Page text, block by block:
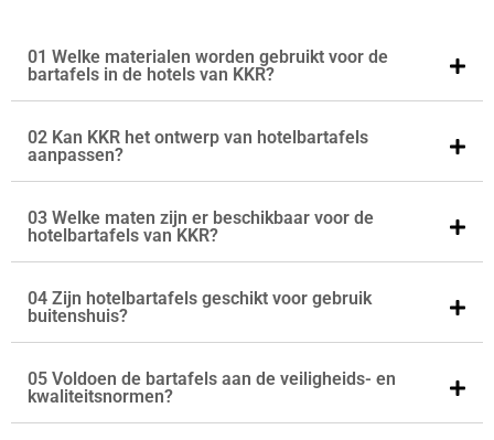
01 Welke materialen worden gebruikt voor de
bartafels in de hotels van KKR?
02 Kan KKR het ontwerp van hotelbartafels
aanpassen?
03 Welke maten zijn er beschikbaar voor de
hotelbartafels van KKR?
04 Zijn hotelbartafels geschikt voor gebruik
buitenshuis?
05 Voldoen de bartafels aan de veiligheids- en
kwaliteitsnormen?